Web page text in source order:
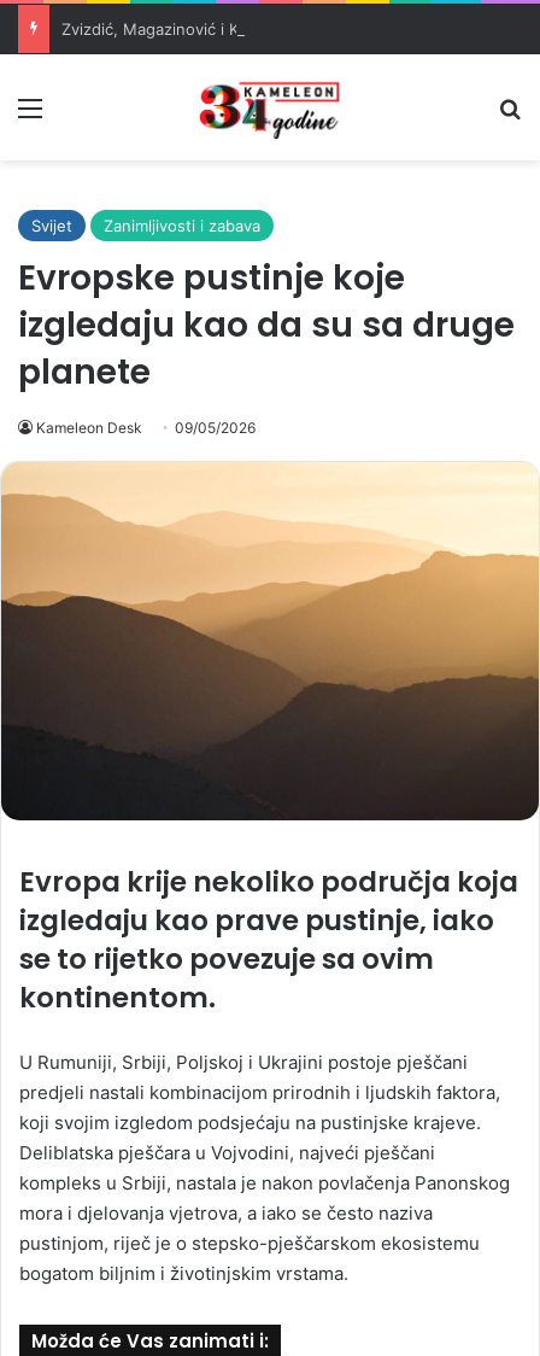
Svijet Zanimljivosti i zabava
Evropske pustinje koje
izgledaju kao da su sa druge
planete
Kameleon Desk 09/05/2026
Evropa krije nekoliko područja koja
izgledaju kao prave pustinje, iako
se to rijetko povezuje sa ovim
kontinentom.
U Rumuniji, Srbiji, Poljskoj i Ukrajini postoje pješčani
predjeli nastali kombinacijom prirodnih i ljudskih faktora,
koji svojim izgledom podsjećaju na pustinjske krajeve.
Deliblatska pješčara u Vojvodini, najveći pješčani
kompleks u Srbiji, nastala je nakon povlačenja Panonskog
mora i djelovanja vjetrova, a iako se često naziva
pustinjom, riječ je o stepsko-pješčarskom ekosistemu
bogatom biljnim i životinjskim vrstama.
Možda će Vas zanimati i: